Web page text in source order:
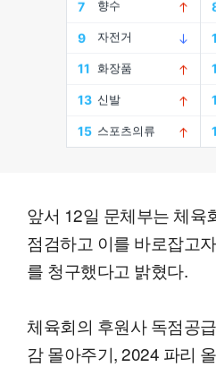
앞서 12일 문체부는 체육
점검하고 이를 바로잡고
를 청구했다고 밝혔다.
체육회의 후원사 독점공
감 몰아주기, 2024 파리